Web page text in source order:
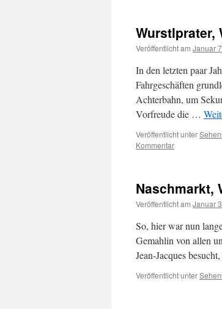
Wurstlprater,
Veröffentlicht am Januar
In den letzten paar
Fahrgeschäften
Achterbahn, um
Vorfreude die …
Veröffentlicht unter
Kommentar
Naschmarkt,
Veröffentlicht am Januar
So, hier war nun
Gemahlin von allen
Jean-Jacques
Veröffentlicht unter